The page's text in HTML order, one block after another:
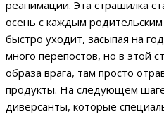
реанимации. Эта страшилка
осень с каждым
быстро уходит, засыпая на
много перепостов, но в этой
образа врага, там просто
продукты. На следующем
диверсанты, которые